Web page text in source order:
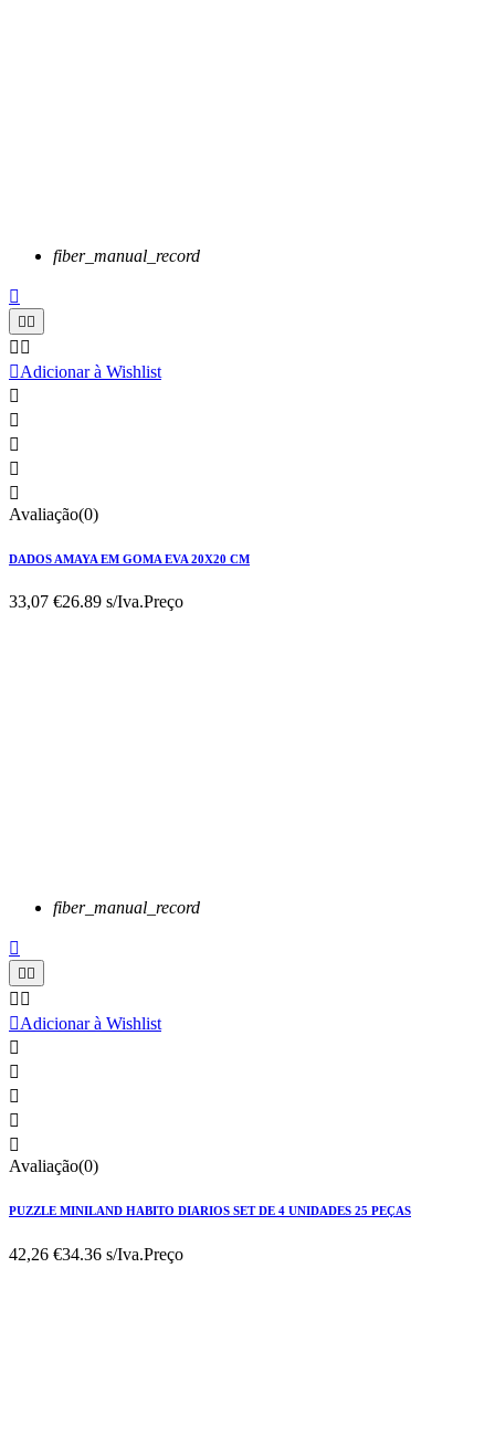
fiber_manual_record


 
Adicionar à Wishlist





Avaliação(0)
DADOS AMAYA EM GOMA EVA 20X20 CM
33,07 €26.89 s/Iva.Preço
fiber_manual_record

 
 
Adicionar à Wishlist





Avaliação(0)
PUZZLE MINILAND HABITO DIARIOS SET DE 4 UNIDADES 25 PEÇAS
42,26 €34.36 s/Iva.Preço